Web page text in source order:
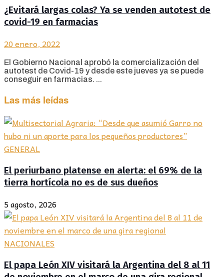
¿Evitará largas colas? Ya se venden autotest de
covid-19 en farmacias
20 enero, 2022
El Gobierno Nacional aprobó la comercialización del
autotest de Covid-19 y desde este jueves ya se puede
conseguir en farmacias. ...
Las más leídas
GENERAL
El periurbano platense en alerta: el 69% de la
tierra hortícola no es de sus dueños
5 agosto, 2026
NACIONALES
El papa León XIV visitará la Argentina del 8 al 11